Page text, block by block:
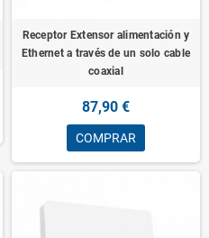
Receptor Extensor alimentación y
Ethernet a través de un solo cable
coaxial
87,90 €
COMPRAR